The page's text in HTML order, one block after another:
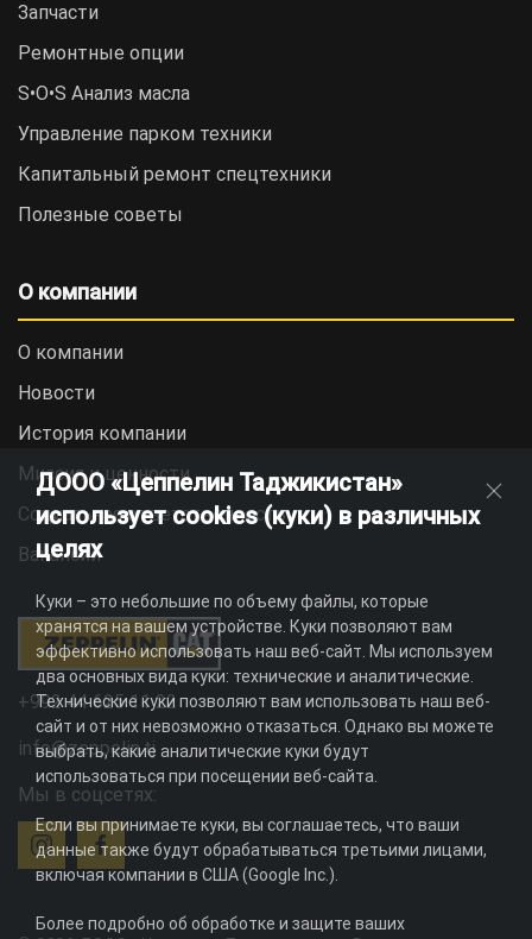
Запчасти
Ремонтные опции
S•O•S Анализ масла
Управление парком техники
Капитальный ремонт спецтехники
Полезные советы
О компании
О компании
Новости
История компании
Миссия и ценности
Социальная ответственность
Вакансии
+992 44 625 11 22
info@zeppelin.tj
Мы в соцсетях:
ДООО «Цеппелин Таджикистан»
использует cookies (куки) в различных
целях
Куки – это небольшие по объему файлы, которые
хранятся на вашем устройстве. Куки позволяют вам
эффективно использовать наш веб-сайт. Мы используем
два основных вида куки: технические и аналитические.
Технические куки позволяют вам использовать наш веб-
сайт и от них невозможно отказаться. Однако вы можете
выбрать, какие аналитические куки будут
использоваться при посещении веб-сайта.
Если вы принимаете куки, вы соглашаетесь, что ваши
данные также будут обрабатываться третьими лицами,
включая компании в США (Google Inc.).
Более подробно об обработке и защите ваших